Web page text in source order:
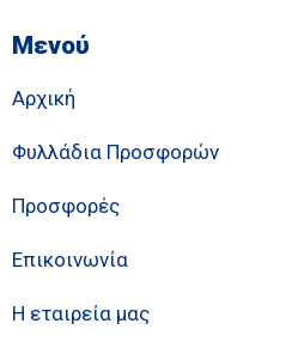
Μενού
Αρχική
Φυλλάδια Προσφορών
Προσφορές
Επικοινωνία
Η εταιρεία μας